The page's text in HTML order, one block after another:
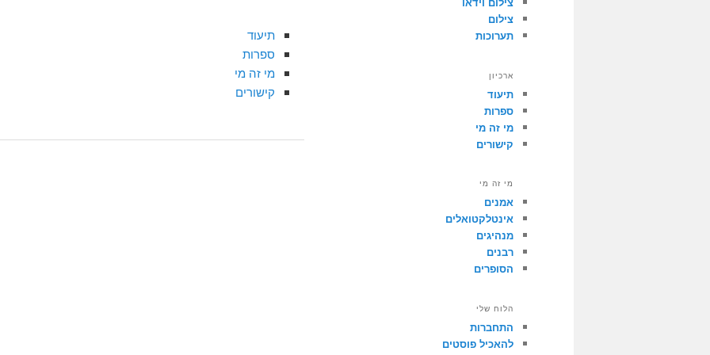
תיעוד
ספרות
מי זה מי
קישורים
צילום
תערוכות
ארכיון
תיעוד
ספרות
מי זה מי
קישורים
מי זה מי
אמנים
אינטלקטואלים
מנהיגים
רבנים
הסופרים
הלוח שלי
התחברות
להאכיל פוסטים